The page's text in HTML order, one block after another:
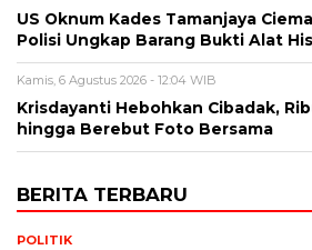
US Oknum Kades Tamanjaya
Polisi Ungkap Barang Bukti Alat
Kamis, 6 Agustus 2026 - 12:04 WIB
Krisdayanti Hebohkan Cibadak,
hingga Berebut Foto Bersama
BERITA TERBARU
POLITIK